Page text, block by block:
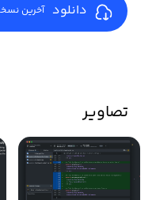
دانلود آخرین نسخه :
تصاویر